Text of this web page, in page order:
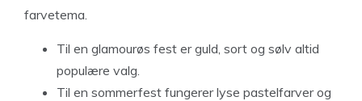
farvetema.
Til en glamourøs fest er guld, sort og sølv altid
populære valg.
Til en sommerfest fungerer lyse pastelfarver og